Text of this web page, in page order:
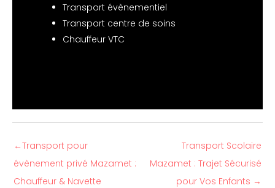
Transport évènementiel
Transport centre de soins
Chauffeur VTC
←Transport pour
évènement privé Mazamet :
Chauffeur & Navette
Transport Scolaire
Mazamet : Trajet Sécurisé
pour Vos Enfants →